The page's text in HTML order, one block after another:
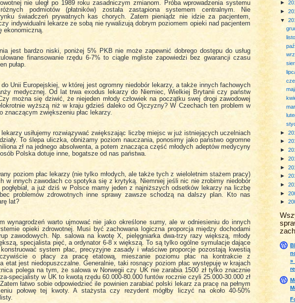
►
►
▼
►
►
►
►
►
►
►
►
►
»
nie uległ po 1989 roku zasadniczym zmianom. Próba wprowadzenia systemu
różnych podmiotów (płatników) została zastąpiona systemem centralnym. Nie
świadczeń prywatnych kas chorych. Zatem pieniądz nie idzie za pacjentem,
indywidualni lekarze ze sobą nie rywalizują dobrym poziomem opieki nad pacjentem
ekonomiczną.
jest bardzo niski, poniżej 5% PKB nie może zapewnić dobrego dostępu do usług
finansowanie rzędu 6-7% to ciągle mgliste zapowiedzi bez gwarancji czasu
pułap.
do Unii Europejskiej, w której jest ogromny niedobór lekarzy, a także innych fachowych
medycznej. Od lat trwa exodus lekarzy do Niemiec, Wielkiej Brytanii czy państw
można się dziwić, że niejeden młody człowiek na początku swej drogi zawodowej
wyższą niż w kraju gdzieś daleko od Ojczyzny? W Czechach ten problem w
znaczącym zwiększeniu płac lekarzy.
lekarzy usiłujemy rozwiązywać zwiększając liczbę miejsc w już istniejących uczelniach
To ślepa uliczka, obniżamy poziom nauczania, ponosimy jako państwo ogromne
zł na jednego absolwenta, a potem znacząca część młodych adeptów medycyny
Polska dotuje inne, bogatsze od nas państwa.
poziom płac lekarzy (nie tylko młodych, ale także tych z wieloletnim stażem pracy)
w innych zawodach co spotyka się z krytyką. Niemniej jeśli nic nie zrobimy niedobór
a już dziś w Polsce mamy jeden z najniższych odsetków lekarzy na liczbę
problemów zdrowotnych inne sprawy zawsze schodzą na dalszy plan. Kto nas
lat?
wynagrodzeń warto ujmować nie jako określone sumy, ale w odniesieniu do innych
opieki zdrowotnej. Musi być zachowana logiczna proporcja między dochodami
zawodowych. Np. salowa na kwotę X, pielęgniarka dwa-trzy razy większą, młody
specjalista pięć, a ordynator 6-8 x większą. To są tylko ogólne symulacje dające
system płac, precyzyjne zasady i właściwe proporcje pozostają kwestią
o płacy za pracę etatową, mieszanie poziomu płac na kontrakcie z
etat jest niedopuszczalne. Generalnie, taki rosnący poziom płac występuję w krajach
polega na tym, że salowa w Norwegii czy UK nie zarabia 1500 zł tylko znacznie
specjalisty w UK to kwotą rzędu 60.000-80.000 funtów rocznie czyli 25.000-30.000 zł
łatwo sobie odpowiedzieć ile powinien zarabiać polski lekarz za pracę na pełnym
połowę tej kwoty. A stażysta czy rezydent mógłby liczyć na około 40-50%